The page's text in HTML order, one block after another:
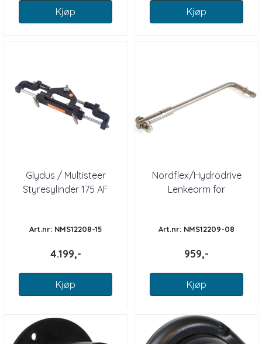
Kjøp Kjøp
Glydus / Multisteer
Styresylinder 175 AF
Art.nr: NMS12208-15
4.199,-
Kjøp
Nordflex/Hydrodrive
Lenkearm for
Art.nr: NMS12209-08
959,-
Kjøp